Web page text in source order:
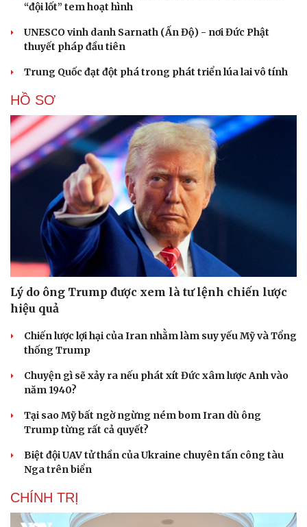
“đội lốt” tem hoạt hình
UNESCO vinh danh Sarnath (Ấn Độ) - nơi Đức Phật
thuyết pháp đầu tiên
Trung Quốc đạt đột phá trong phát triển lúa lai vô tính
HỒ SƠ
Lý do ông Trump được xem là tư lệnh chiến lược
hiệu quả
Chiến lược lợi hại của Iran nhằm làm suy yếu Mỹ và Tổng
thống Trump
Chuyện gì sẽ xảy ra nếu phát xít Đức xâm lược Anh vào
năm 1940?
Tại sao Mỹ bất ngờ ngừng ném bom Iran dù ông
Trump từng rất cả quyết?
Biệt đội UAV tử thần của Ukraine chuyên tấn công tàu
Nga trên biển
CHÍNH TRỊ